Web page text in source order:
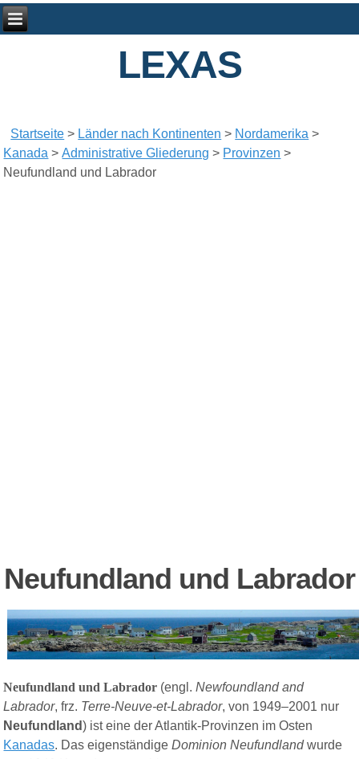
LEXAS
Startseite > Länder nach Kontinenten > Nordamerika >
Kanada >Administrative Gliederung > Provinzen >
Neufundland und Labrador
Neufundland und Labrador
Neufundland und Labrador (engl.Newfoundland and
Labrador, frz. Terre-Neuve-et-Labrador, von 1949–2001 nur
Neufundland ) ist eine der Atlantik-Provinzen im Osten
Kanadas. Das eigenständigeDominion Neufundland wurde